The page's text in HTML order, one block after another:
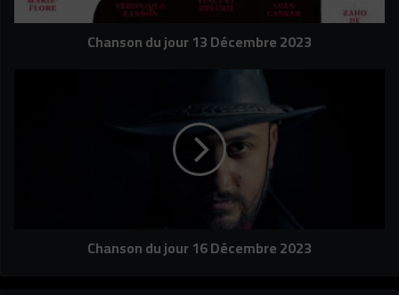
Chanson du jour 13 Décembre 2023
Chanson du jour 16 Décembre 2023